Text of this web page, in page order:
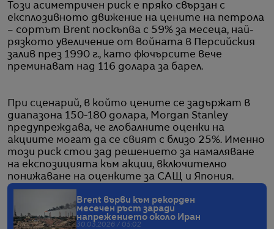
Този асиметричен риск е пряко свързан с
експлозивното движение на цените на петрола
– сортът Brent поскъпва с 59% за месеца, най-
рязкото увеличение от войната в Персийския
залив през 1990 г., като фючърсите вече
преминават над 116 долара за барел.
При сценарий, в който цените се задържат в
диапазона 150-180 долара, Morgan Stanley
предупреждава, че глобалните оценки на
акциите могат да се свият с близо 25%. Именно
този риск стои зад решението за намаляване
на експозицията към акции, включително
понижаване на оценките за САЩ и Япония.
Brent върви към рекорден
месечен ръст заради
напрежението около Иран
30.03.2026 / 05:02